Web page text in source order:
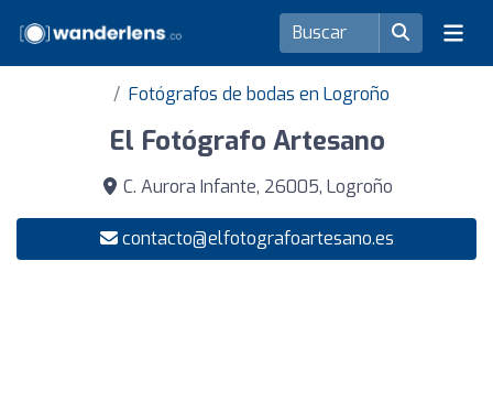
Fotógrafos de bodas en Logroño
El Fotógrafo Artesano
C. Aurora Infante, 26005, Logroño
contacto@elfotografoartesano.es